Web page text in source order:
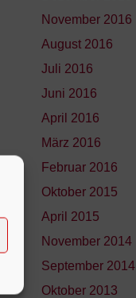
November 2016
August 2016
Juli 2016
Juni 2016
April 2016
März 2016
Februar 2016
Oktober 2015
April 2015
November 2014
September 2014
Oktober 2013